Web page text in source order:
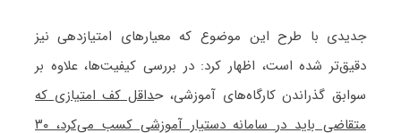
جدیدی با طرح این موضوع که معیارهای امتیازدهی نیز
دقیق‌تر شده است، اظهار کرد: در بررسی کیفیت‌ها، علاوه بر
سوابق گذراندن کارگاه‌های آموزشی، حداقل کف امتیازی که
متقاضی باید در سامانه دستیار آموزشی کسب می‌کرد، ۳۰